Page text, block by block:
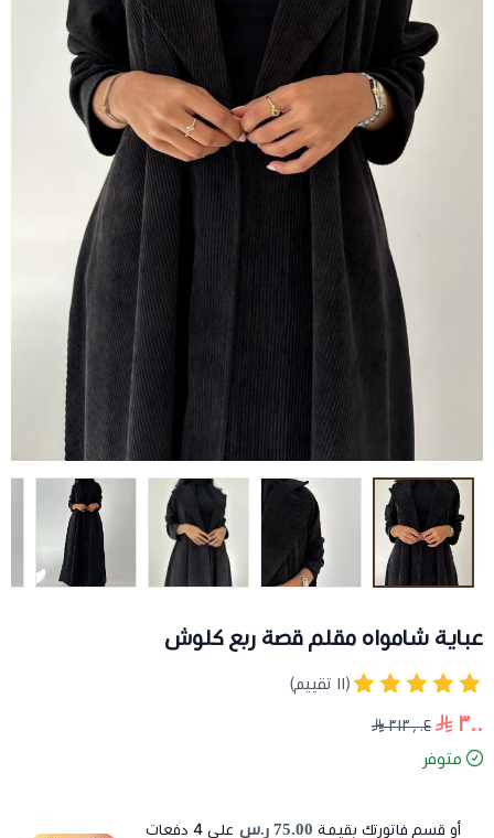
عباية شامواه مقلم قصة ربع كلوش
(١١ تقييم)
٣٠٠
٣١٣٫٠٤
متوفر
أو قسم فاتورتك بقيمة 75.00 ر.س على 4 دفعات